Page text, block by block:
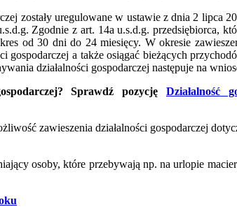
zostały uregulowane w ustawie z dnia 2 lipca
Zgodnie z art. 14a u.s.d.g. przedsiębiorca,
od 30 dni do 24 miesięcy. W okresie
gospodarczej a także osiągać bieżących
działalności gospodarczej następuje na
Sprawdź pozycję Działalność
zawieszenia działalności gospodarczej
osoby, które przebywają np. na urlopie